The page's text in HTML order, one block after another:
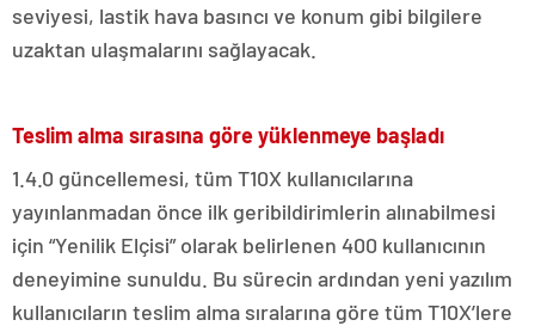
seviyesi, lastik hava basıncı ve konum gibi bilgilere
uzaktan ulaşmalarını sağlayacak.
Teslim alma sırasına göre yüklenmeye başladı
1.4.0 güncellemesi, tüm T10X kullanıcılarına
yayınlanmadan önce ilk geribildirimlerin alınabilmesi
için “Yenilik Elçisi” olarak belirlenen 400 kullanıcının
deneyimine sunuldu. Bu sürecin ardından yeni yazılım
kullanıcıların teslim alma sıralarına göre tüm T10X’lere